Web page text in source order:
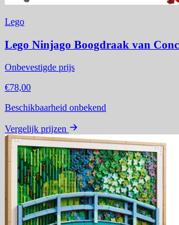
Lego
Lego Ninjago Boogdraak van
Onbevestigde prijs
€78,00
Beschikbaarheid onbekend
Vergelijk prijzen